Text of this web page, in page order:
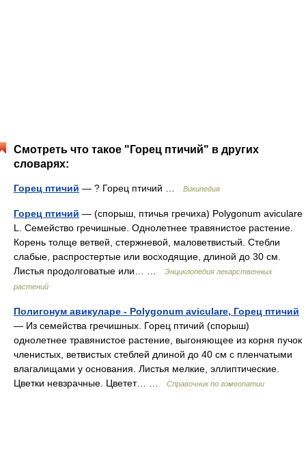
Смотреть что такое "Горец птичий" в других
словарях:
Горец птичий — ? Горец птичий … Википедия
Горец птичий — (спорыш, птичья гречиха) Polygonum aviculare
L. Семейство гречишные. Однолетнее травянистое растение.
Корень толще ветвей, стержневой, маловетвистый. Стебли
слабые, распростертые или восходящие, длиной до 30 см.
Листья продолговатые или… …
Энциклопедия лекарственных
растений
Полигонум авикуларе - Polygonum aviculare, Горец птичий
— Из семейства гречишных. Горец птичий (спорыш)
однолетнее травянистое растение, выгоняющее из корня пучок
членистых, ветвистых стеблей длиной до 40 см с пленчатыми
влагалищами у основания. Листья мелкие, эллиптические.
Цветки невзрачные. Цветет… …
Справочник по гомеопатии